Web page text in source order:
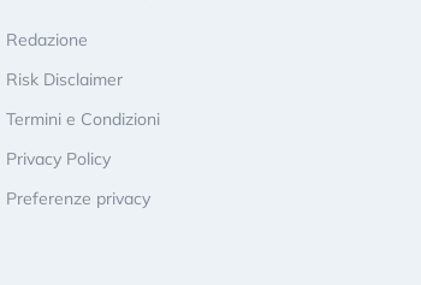
Redazione
Risk Disclaimer
Termini e Condizioni
Privacy Policy
Preferenze privacy